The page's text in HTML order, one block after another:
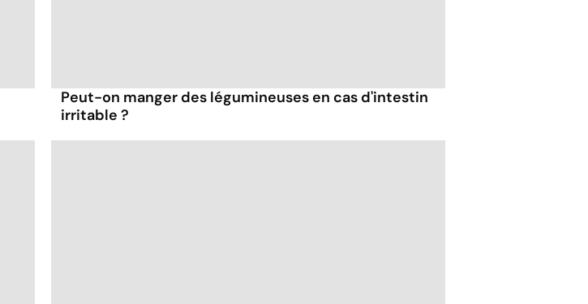
Peut-on manger des légumineuses en cas d'intestin
irritable ?